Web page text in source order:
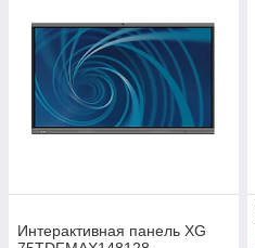
Интерактивная панель XG